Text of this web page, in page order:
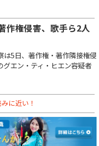
作権侵害、歌手ら2人
5日、著作権・著作隣接権侵
グエン・ティ・ヒエン容疑者
に近い！